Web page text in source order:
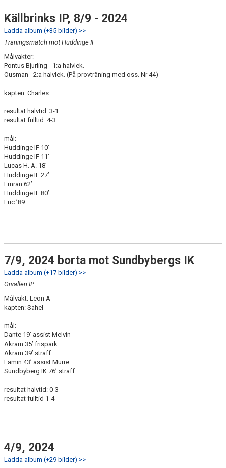
Källbrinks IP, 8/9 - 2024
Ladda album (+35 bilder) >>
Träningsmatch mot Huddinge IF
Målvakter:
Pontus Bjurling - 1:a halvlek.
Ousman - 2:a halvlek. (På provträning med oss. Nr 44)
kapten: Charles
resultat halvtid: 3-1
resultat fulltid: 4-3
mål:
Huddinge IF 10’
Huddinge IF 11’
Lucas H. A. 18’
Huddinge IF 27’
Emran 62’
Huddinge IF 80’
Luc ’89
7/9, 2024 borta mot Sundbybergs IK
Ladda album (+17 bilder) >>
Örvallen IP
Målvakt: Leon A
kapten: Sahel
mål:
Dante 19’ assist Melvin
Akram 35’ frispark
Akram 39’ straff
Lamin 43’ assist Murre
Sundbyberg IK 76’ straff
resultat halvtid: 0-3
resultat fulltid 1-4
4/9, 2024
Ladda album (+29 bilder) >>